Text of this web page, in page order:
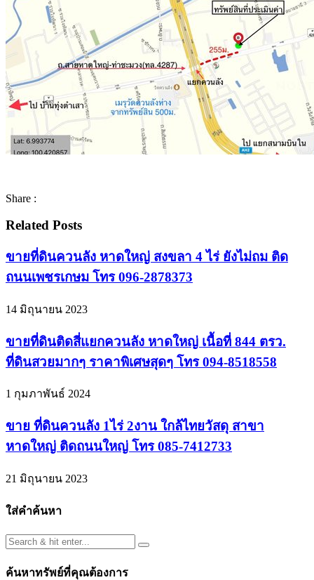
Share :
Related Posts
ขายที่ดินควนลัง หาดใหญ่ สงขลา 4 ไร่ ยังไม่ถม ติด
ถนนเพชรเกษม โทร 096-2878373
14 มิถุนายน 2023
ขายที่ดินติดสี่แยกควนลัง หาดใหญ่ เนื้อที่ 844 ตรว.
ที่ดินสวยมากๆ ราคาพิเศษสุดๆ โทร 094-8518558
1 กุมภาพันธ์ 2024
ขาย ที่ดินควนลัง 1ไร่ 2งาน ใกล้ไทยวัสดุ สาขา
หาดใหญ่ ติดถนนใหญ่ โทร 085-7412733
21 มิถุนายน 2023
ใส่คำค้นหา
ค้นหาทรัพย์ที่คุณต้องการ